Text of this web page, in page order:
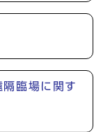
臨場に関す